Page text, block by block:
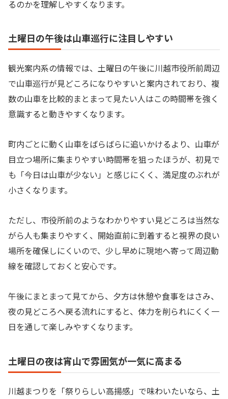
るのかを理解しやすくなります。
土曜日の午後は山車巡行に注目しやすい
観光案内系の情報では、土曜日の午後に川越市役所前周辺
で山車巡行が見どころになりやすいと案内されており、複
数の山車を比較的まとまって見たい人はこの時間帯を強く
意識すると動きやすくなります。
町内ごとに動く山車をばらばらに追いかけるより、山車が
目立つ場所に集まりやすい時間帯を狙ったほうが、初見で
も「今日は山車が少ない」と感じにくく、満足度のぶれが
小さくなります。
ただし、市役所前のようなわかりやすい見どころは当然な
がら人も集まりやすく、開始直前に到着すると視界の良い
場所を確保しにくいので、少し早めに現地へ寄って周辺動
線を確認しておくと安心です。
午後にまとまって見てから、夕方は休憩や食事をはさみ、
夜の見どころへ戻る流れにすると、体力を削られにくく一
日を通して楽しみやすくなります。
土曜日の夜は宵山で雰囲気が一気に高まる
川越まつりを「祭りらしい高揚感」で味わいたいなら、土